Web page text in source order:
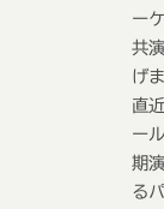
ー
共
げ
直
ー
期
る